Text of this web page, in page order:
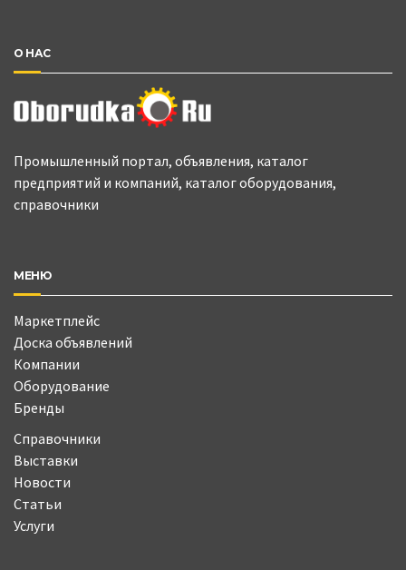
О НАС
Промышленный портал, объявления, каталог
предприятий и компаний, каталог оборудования,
справочники
МЕНЮ
Маркетплейс
Доска объявлений
Компании
Оборудование
Бренды
Справочники
Выставки
Новости
Статьи
Услуги